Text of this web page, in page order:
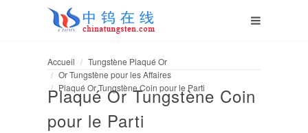
Accueil
Tungstène Plaqué Or
Or Tungstène pour les Affaires
Plaqué Or Tungstène Coin pour le Parti
Plaqué Or Tungstène Coin
pour le Parti